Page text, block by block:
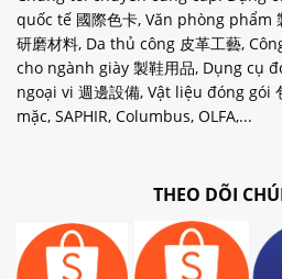
quốc tế 國際色卡, Văn phòng phẩm
研磨材料, Da thủ công 皮革工藝,
cho ngành giày 製鞋用品, Dụng cụ
ngoại vi 週邊設備, Vật liệu đóng gói
mặc, SAPHIR, Columbus, OLFA,...
THEO DÕI